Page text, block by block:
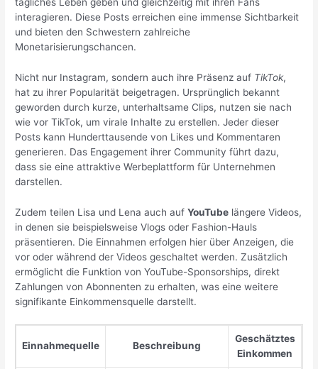
interagieren. Diese Posts erreichen eine immense Sichtbarkeit
und bieten den Schwestern zahlreiche
Monetarisierungschancen.
Nicht nur Instagram, sondern auch ihre Präsenz auf TikTok,
hat zu ihrer Popularität beigetragen. Ursprünglich bekannt
geworden durch kurze, unterhaltsame Clips, nutzen sie nach
wie vor TikTok, um virale Inhalte zu erstellen. Jeder dieser
Posts kann Hunderttausende von Likes und Kommentaren
generieren. Das Engagement ihrer Community führt dazu,
dass sie eine attraktive Werbeplattform für Unternehmen
darstellen.
Zudem teilen Lisa und Lena auch aufYouTube längere Videos,
in denen sie beispielsweise Vlogs oder Fashion-Hauls
präsentieren. Die Einnahmen erfolgen hier über Anzeigen, die
vor oder während der Videos geschaltet werden. Zusätzlich
ermöglicht die Funktion von YouTube-Sponsorships, direkt
Zahlungen von Abonnenten zu erhalten, was eine weitere
signifikante Einkommensquelle darstellt.
Einnahmequelle Beschreibung
Geschätztes
Einkommen